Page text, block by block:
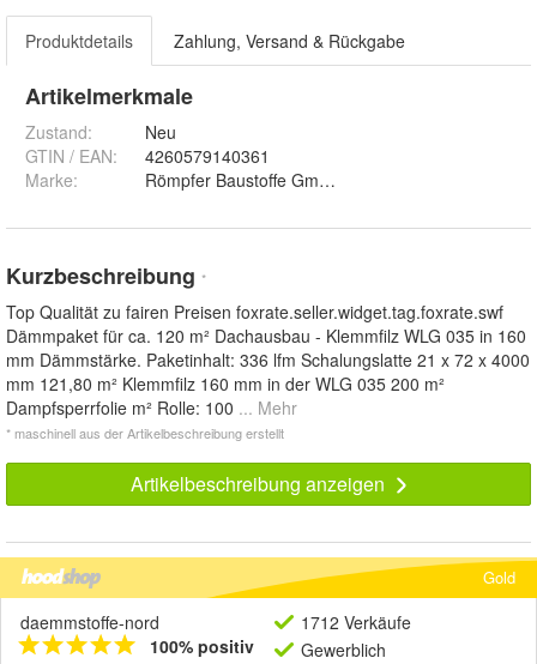
Produktdetails Zahlung, Versand & Rückgabe
Artikelmerkmale
Zustand:
Neu
GTIN / EAN:
4260579140361
Marke:
Römpfer Baustoffe GmbH
Kurzbeschreibung *
Top Qualität zu fairen Preisen foxrate.seller.widget.tag.foxrate.swf
Dämmpaket für ca. 120 m² Dachausbau - Klemmfilz WLG 035 in 160
mm Dämmstärke. Paketinhalt: 336 lfm Schalungslatte 21 x 72 x 4000
mm 121,80 m² Klemmfilz 160 mm in der WLG 035 200 m²
Dampfsperrfolie m² Rolle: 100 ... Mehr
* maschinell aus der Artikelbeschreibung erstellt
Artikelbeschreibung anzeigen
Gold
daemmstoffe-nord
100% positiv
1712 Verkäufe
Gewerblich